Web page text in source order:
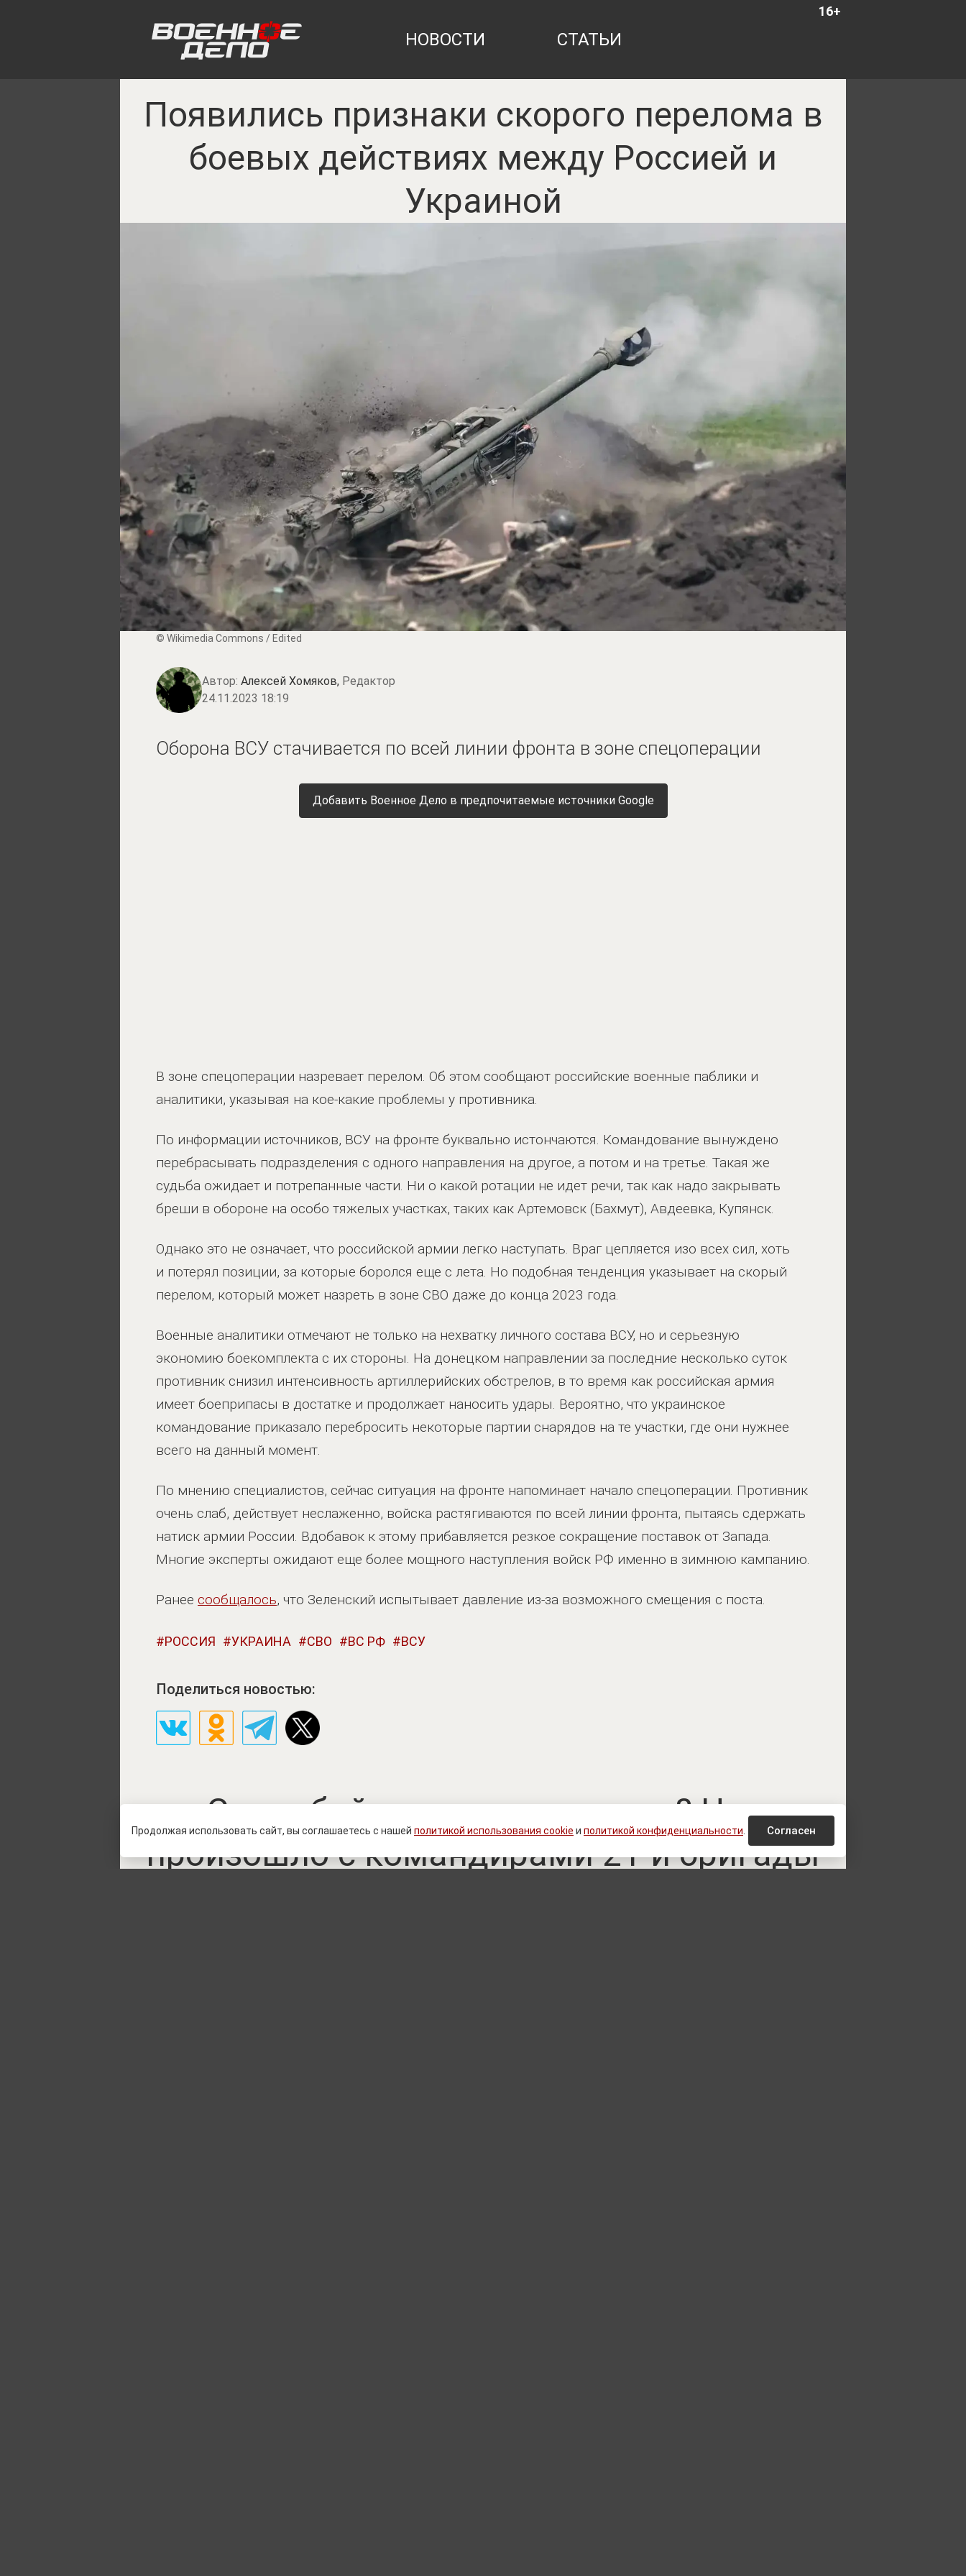
16+
НОВОСТИ СТАТЬИ
Появились признаки скорого перелома в
боевых действиях между Россией и
Украиной
© Wikimedia Commons / Edited
Автор: Алексей Хомяков, Редактор
24.11.2023 18:19
Оборона ВСУ стачивается по всей линии фронта в зоне спецоперации
Добавить Военное Дело в предпочитаемые источники Google
В зоне спецоперации назревает перелом. Об этом сообщают российские военные паблики и
аналитики, указывая на кое-какие проблемы у противника.
По информации источников, ВСУ на фронте буквально истончаются. Командование вынуждено
перебрасывать подразделения с одного направления на другое, а потом и на третье. Такая же
судьба ожидает и потрепанные части. Ни о какой ротации не идет речи, так как надо закрывать
бреши в обороне на особо тяжелых участках, таких как Артемовск (Бахмут), Авдеевка, Купянск.
Однако это не означает, что российской армии легко наступать. Враг цепляется изо всех сил, хоть
и потерял позиции, за которые боролся еще с лета. Но подобная тенденция указывает на скорый
перелом, который может назреть в зоне СВО даже до конца 2023 года.
Военные аналитики отмечают не только на нехватку личного состава ВСУ, но и серьезную
экономию боекомплекта с их стороны. На донецком направлении за последние несколько суток
противник снизил интенсивность артиллерийских обстрелов, в то время как российская армия
имеет боеприпасы в достатке и продолжает наносить удары. Вероятно, что украинское
командование приказало перебросить некоторые партии снарядов на те участки, где они нужнее
всего на данный момент.
По мнению специалистов, сейчас ситуация на фронте напоминает начало спецоперации. Противник
очень слаб, действует неслаженно, войска растягиваются по всей линии фронта, пытаясь сдержать
натиск армии России. Вдобавок к этому прибавляется резкое сокращение поставок от Запада.
Многие эксперты ожидают еще более мощного наступления войск РФ именно в зимнюю кампанию.
Ранее сообщалось, что Зеленский испытывает давление из-за возможного смещения с поста.
РОССИЯ УКРАИНА СВО ВС РФ ВСУ
Поделиться новостью:
Самоубийство или расправа? Что
произошло с командирами 21-й бригады
Продолжая использовать сайт, вы соглашаетесь с нашей политикой использования cookie и политикой конфиденциальности Согласен